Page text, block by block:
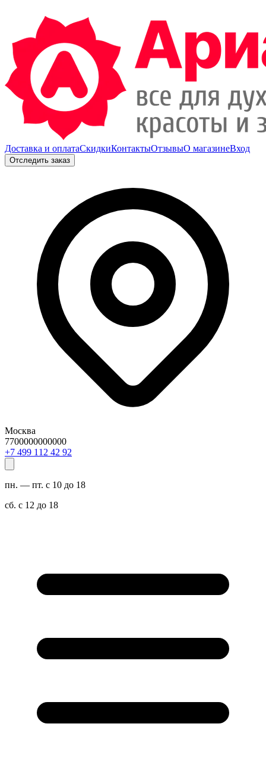
Доставка и оплатаСкидкиКонтактыОтзывыО магазинеВход
Отследить заказ
Москва
7700000000000
29 24 211 994 7+
пн. — пт. с 10 до 18
сб. с 12 до 18